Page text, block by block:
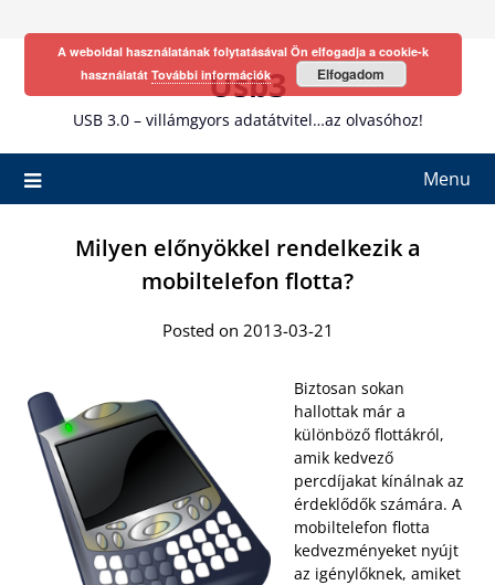
Usb3
USB 3.0 – villámgyors adatátvitel…az olvasóhoz!
Menu
Milyen előnyökkel rendelkezik a
mobiltelefon flotta?
Posted on 2013-03-21
Biztosan sokan
hallottak már a
különböző flottákról,
amik kedvező
percdíjakat kínálnak az
érdeklődők számára. A
mobiltelefon flotta
kedvezményeket nyújt
az igénylőknek, amiket
A weboldal használatának folytatásával Ön elfogadja a cookie-k
használatát További információk Elfogadom